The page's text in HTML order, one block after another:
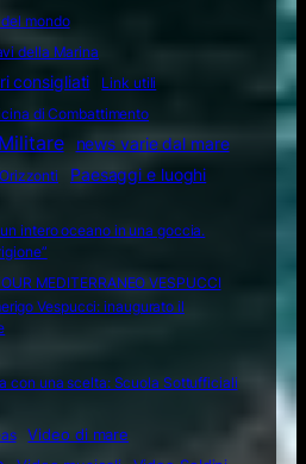
mondo
della Marina
consigliati Link utili
di Combattimento
news varie dal mare
Paesaggi e luoghi
intero oceano in una goccia.
MEDITERRANEO VESPUCCI
Vespucci: inaugurato il
con una scelta: Scuola Sottufficiali
Video di mare